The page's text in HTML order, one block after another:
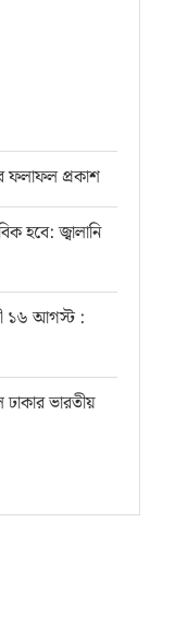
ফলাফল প্রকাশ
হবে: জ্বালানি
১৬ আগস্ট :
ভারতীয়